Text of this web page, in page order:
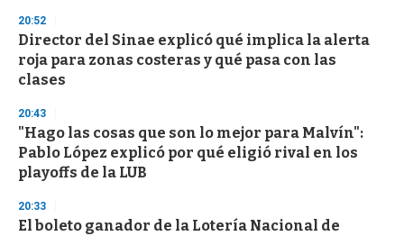
20:52
Director del Sinae explicó qué implica la alerta
roja para zonas costeras y qué pasa con las
clases
20:43
"Hago las cosas que son lo mejor para Malvín":
Pablo López explicó por qué eligió rival en los
playoffs de la LUB
20:33
El boleto ganador de la Lotería Nacional de